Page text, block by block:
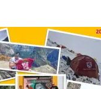
España de oeste a este, y
a varios millones de
disfrutar de este
histórico. Algunas
ya han […]